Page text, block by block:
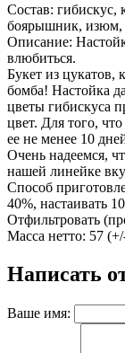
Состав: гибискус,
боярышник, изюм,
Описание:
влюбиться.
Букет из цукатов,
бомба! Настойка
цветы гибискуса
цвет. Для того,
ее не менее 10
Очень надеемся,
нашей линейке
Способ
40%, настаивать
Отфильтровать
Масса нетто: 57
Написать
Ваше имя: